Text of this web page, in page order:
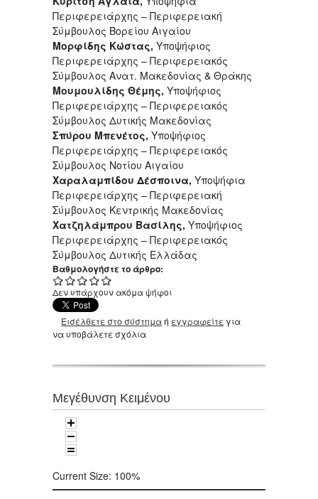
Περιφερειάρχης – Περιφερειακή
Σύμβουλος Βορείου Αιγαίου
Μορφίδης Κώστας, Υποψήφιος
Περιφερειάρχης – Περιφερειακός
Σύμβουλος Ανατ. Μακεδονίας & Θράκης
Μουμουλίδης Θέμης, Υποψήφιος
Περιφερειάρχης – Περιφερειακός
Σύμβουλος Δυτικής Μακεδονίας
Σπύρου Μπενέτος, Υποψήφιος
Περιφερειάρχης – Περιφερειακός
Σύμβουλος Νοτίου Αιγαίου
Χαραλαμπίδου Δέσποινα, Υποψήφια
Περιφερειάρχης – Περιφερειακή
Σύμβουλος Κεντρικής Μακεδονίας
Χατζηλάμπρου Βασίλης, Υποψήφιος
Περιφερειάρχης – Περιφερειακός
Σύμβουλος Δυτικής Ελλάδας
Βαθμολογήστε το άρθρο:
Δεν υπάρχουν ακόμα ψήφοι
Εισέλθετε στο σύστημαή εγγραφείτε για
να υποβάλετε σχόλια
Μεγέθυνση Κειμένου
Current Size: 100%